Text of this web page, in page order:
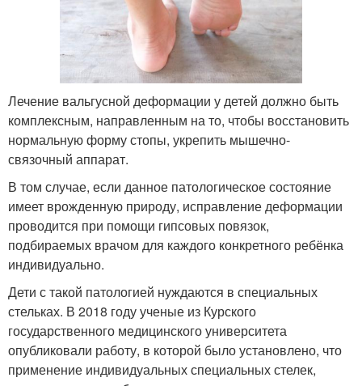
Лечение вальгусной деформации у детей должно быть
комплексным, направленным на то, чтобы восстановить
нормальную форму стопы, укрепить мышечно-
связочный аппарат.
В том случае, если данное патологическое состояние
имеет врожденную природу, исправление деформации
проводится при помощи гипсовых повязок,
подбираемых врачом для каждого конкретного ребёнка
индивидуально.
Дети с такой патологией нуждаются в специальных
стельках. В 2018 году ученые из Курского
государственного медицинского университета
опубликовали работу, в которой было установлено, что
применение индивидуальных специальных стелек,